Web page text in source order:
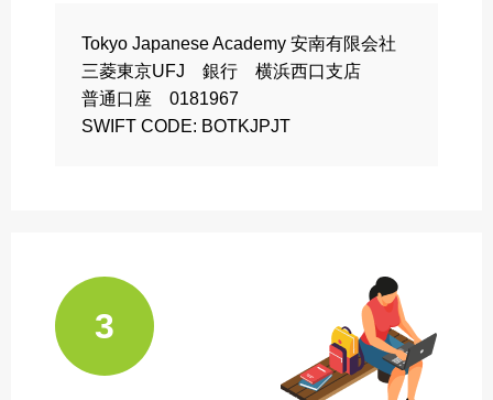
Tokyo Japanese Academy 安南有限会社
三菱東京UFJ 銀行 横浜西口支店
普通口座 0181967
SWIFT CODE: BOTKJPJT
3